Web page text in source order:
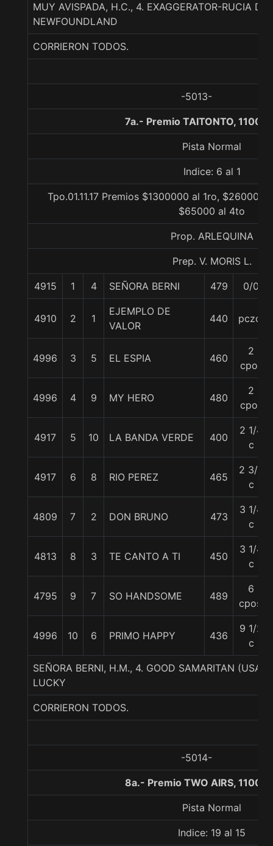
MUY AVISPADA, H.C., 4. EXAGGERATOR-RUCIA DE
NEWFOUNDLAND
CORRIERON TODOS.
-5013-
7a.- Premio TAITONTO, 1100
Pista Normal
Indice: 6 al 1
Tpo.01.11.17 Premios $1300000 al 1ro,
$65000 al 4to
Prop. ARLEQUINA
Prep. V. MORIS L.
4915 1 4 SEÑORA BERNI 479 0/0
4910 2 1
EJEMPLO DE
VALOR
440 pczo.
4996 3 5 EL ESPIA 460
2
cpos
4996 4 9 MY HERO 480
2
cpos
4917 5 10 LA BANDA VERDE 400
2 1/4
c
4917 6 8 RIO PEREZ 465
2 3/4
c
4809 7 2 DON BRUNO 473
3 1/4
c
4813 8 3 TE CANTO A TI 450
3 1/4
c
4795 9 7 SO HANDSOME 489
6
cpos.
4996 10 6 PRIMO HAPPY 436
9 1/2
c
SEÑORA BERNI, H.M., 4. GOOD SAMARITAN
LUCKY
CORRIERON TODOS.
-5014-
8a.- Premio TWO AIRS, 1100
Pista Normal
Indice: 19 al 15